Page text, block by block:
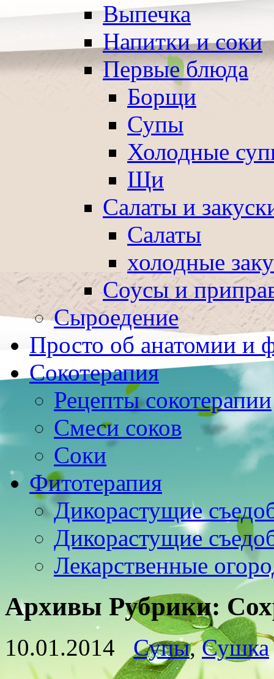
Выпечка
Напитки и соки
Первые блюда
Борщи
Супы
Холодные
Щи
Салаты и
Салаты
холодные
Соусы и
Сыроедение
Просто об анатомии и
Сокотерапия
Рецепты сокотерапии
Смеси соков
Соки
Фитотерапия
Дикорастущие
Дикорастущие
Лекарственные
Архивы Рубрики:
10.01.2014 Супы,Сушка